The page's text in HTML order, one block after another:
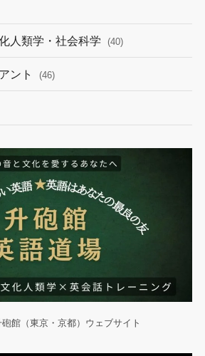
人類学・社会科学 (40)
ント (46)
砲館（東京・京都）ウェブサイト